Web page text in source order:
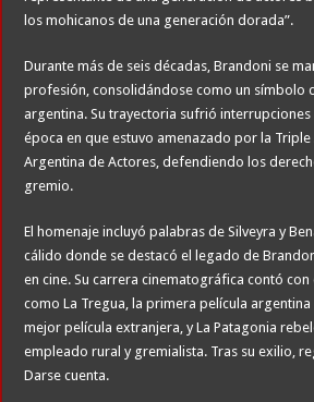
los mohicanos de una generación dorada”.
Durante más de seis décadas, Brandoni se
profesión, consolidándose como un símbolo
argentina. Su trayectoria sufrió
época en que estuvo amenazado por la
Argentina de Actores, defendiendo los
gremio.
El homenaje incluyó palabras de Silveyra y
cálido donde se destacó el legado de
en cine. Su carrera cinematográfica contó
como La Tregua, la primera película
mejor película extranjera, y La Patagonia
empleado rural y gremialista. Tras su exilio,
Darse cuenta.